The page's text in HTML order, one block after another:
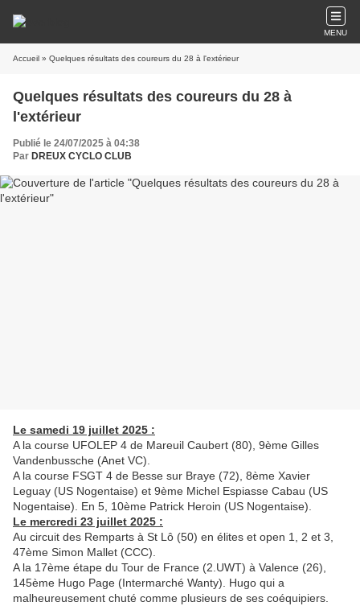
MENU
Accueil » Quelques résultats des coureurs du 28 à l'extérieur
Quelques résultats des coureurs du 28 à
l'extérieur
Publié le 24/07/2025 à 04:38
Par DREUX CYCLO CLUB
Le samedi 19 juillet 2025 :
A la course UFOLEP 4 de Mareuil Caubert (80), 9ème Gilles
Vandenbussche (Anet VC).
A la course FSGT 4 de Besse sur Braye (72), 8ème Xavier
Leguay (US Nogentaise) et 9ème Michel Espiasse Cabau (US
Nogentaise). En 5, 10ème Patrick Heroin (US Nogentaise).
Le mercredi 23 juillet 2025 :
Au circuit des Remparts à St Lô (50) en élites et open 1, 2 et 3,
47ème Simon Mallet (CCC).
A la 17ème étape du Tour de France (2.UWT) à Valence (26),
145ème Hugo Page (Intermarché Wanty). Hugo qui a
malheureusement chuté comme plusieurs de ses coéquipiers.